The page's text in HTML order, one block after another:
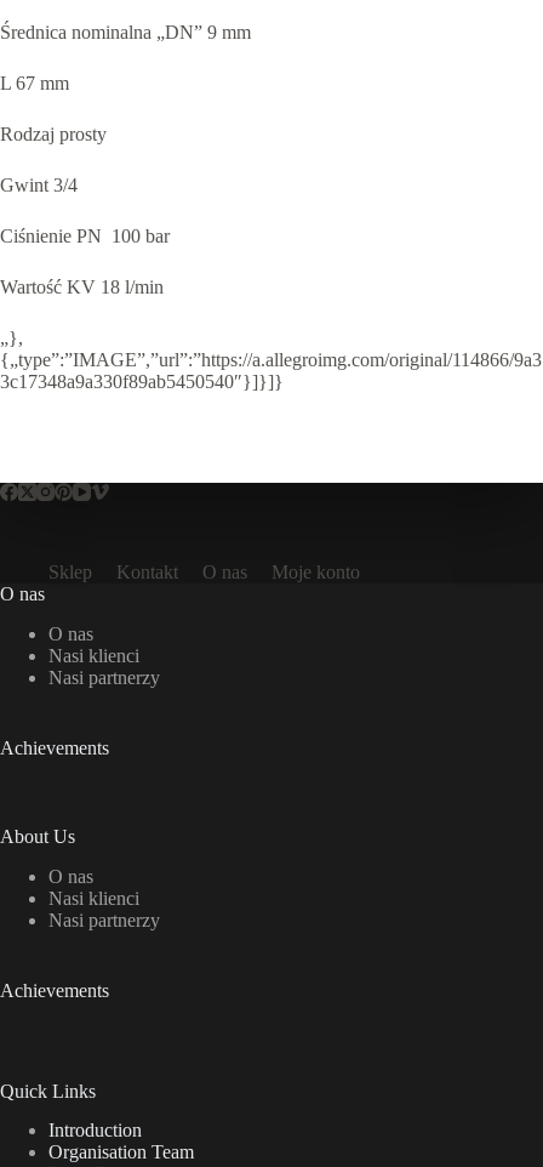
Średnica nominalna „DN” 9 mm
L 67 mm
Rodzaj prosty
Gwint 3/4
Ciśnienie PN 100 bar
Wartość KV 18 l/min
„},
{„type”:”IMAGE”,”url”:”https://a.allegroimg.com/original/114866/9a3
3c17348a9a330f89ab5450540″}]}]}
Sklep Kontakt O nas
Moje konto
O nas
O nas
Nasi klienci
Nasi partnerzy
Achievements
About Us
O nas
Nasi klienci
Nasi partnerzy
Achievements
Quick Links
Introduction
Organisation Team